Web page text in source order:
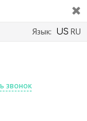
Язык: US RU
звонок